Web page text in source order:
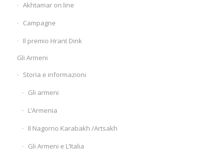
Akhtamar on line
Campagne
Il premio Hrant Dink
Gli Armeni
Storia e informazioni
Gli armeni
L’Armenia
Il Nagorno Karabakh /Artsakh
Gli Armeni e L’Italia